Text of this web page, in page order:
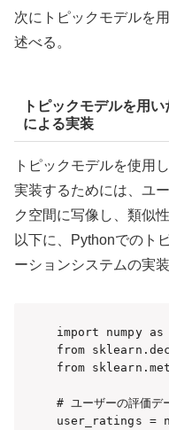
次にトピックモデルを
述べる。
トピックモデルを用
による実装
トピックモデルを使用
実装するためには、ユ
ク空間に写像し、類似
以下に、Pythonでのト
ーションシステムの実装
import numpy as
from
from
# ユーザーの評価デ
user_ratings